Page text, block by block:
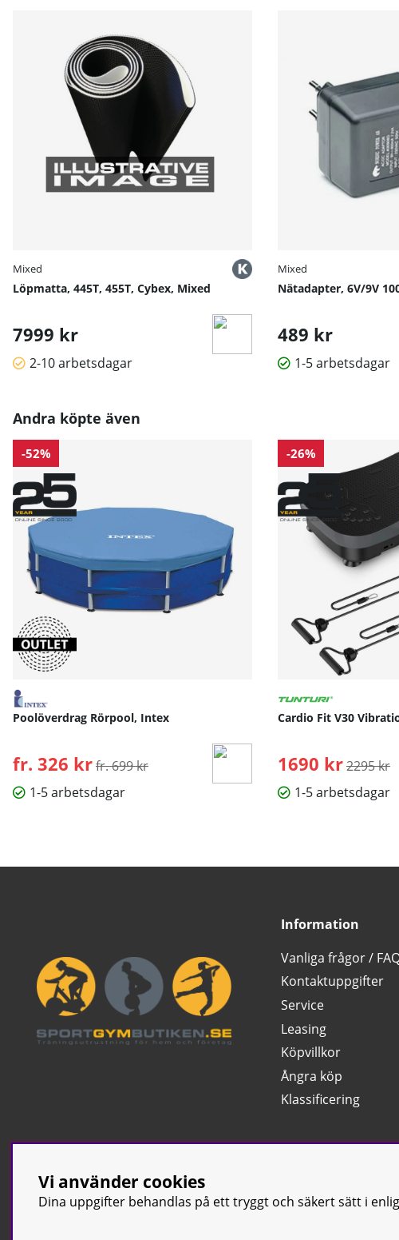
Mixed
Löpmatta, 445T, 455T, Cybex, Mixed
7999 kr
2-10 arbetsdagar
Mixed
Nätadapter, 6V/9V
489 kr
1-5 arbetsdagar
Andra köpte även
-52%
Poolöverdrag Rörpool, Intex
fr. 326 krOrdinarie pris:
fr. 699 kr
1-5 arbetsdagar
-26%
Cardio Fit V30
1690 kr2295 kr
1-5 arbetsdagar
Information
Vanliga frågor /
Kontaktuppgifter
Service
Leasing
Köpvillkor
Ångra köp
Klassificering
© Sport & Gym Butiken
Vi använder cookies
Dina uppgifter behandlas på ett tryggt och säkert sätt i